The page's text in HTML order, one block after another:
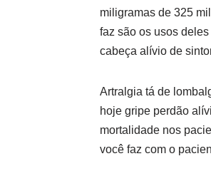
miligramas de 325
faz são os usos
cabeça alívio de
Artralgia tá de
hoje gripe perdão
mortalidade nos
você faz com o